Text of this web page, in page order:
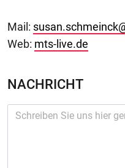
Mail:
Web: mts-live.de
NACHRICHT